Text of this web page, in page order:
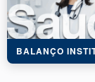
BALANÇO